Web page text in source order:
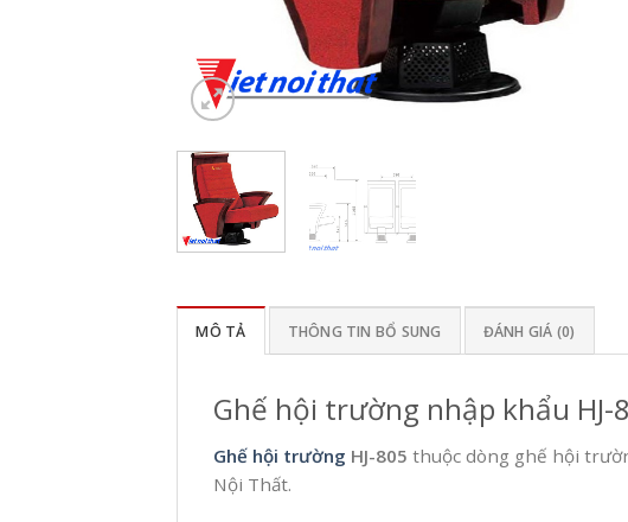
MÔ TẢ THÔNG TIN BỔ SUNG ĐÁNH GIÁ (0)
Ghế hội trường nhập khẩu HJ-
Ghế hội trường HJ-805thuộc dòng ghế hội
Nội Thất.